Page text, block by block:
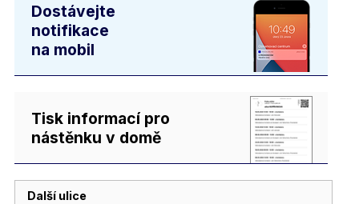
Dostávejte
notifikace
na mobil
Tisk informací pro
nástěnku v domě
Další ulice